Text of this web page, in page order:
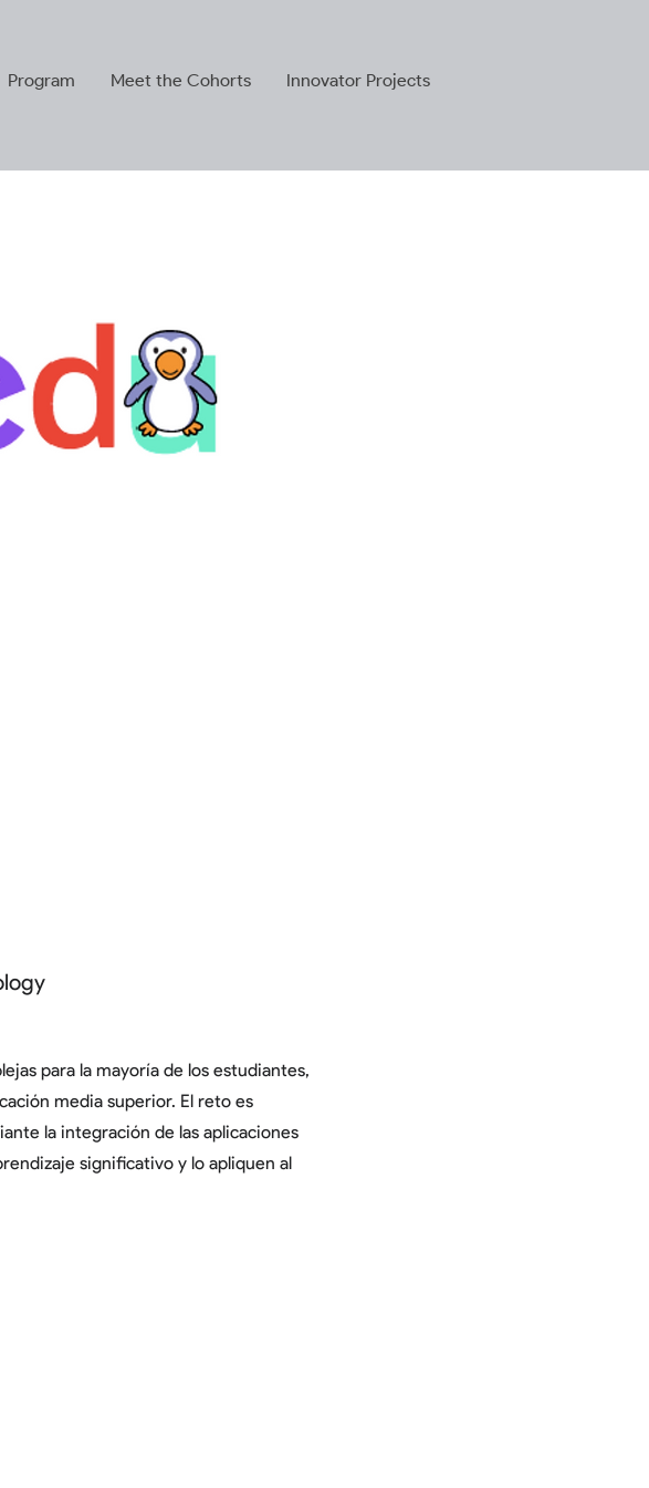
Program Meet the Cohorts Innovator Projects
para la mayoría de los estudiantes,
media superior. El reto es
la integración de las aplicaciones
significativo y lo apliquen al